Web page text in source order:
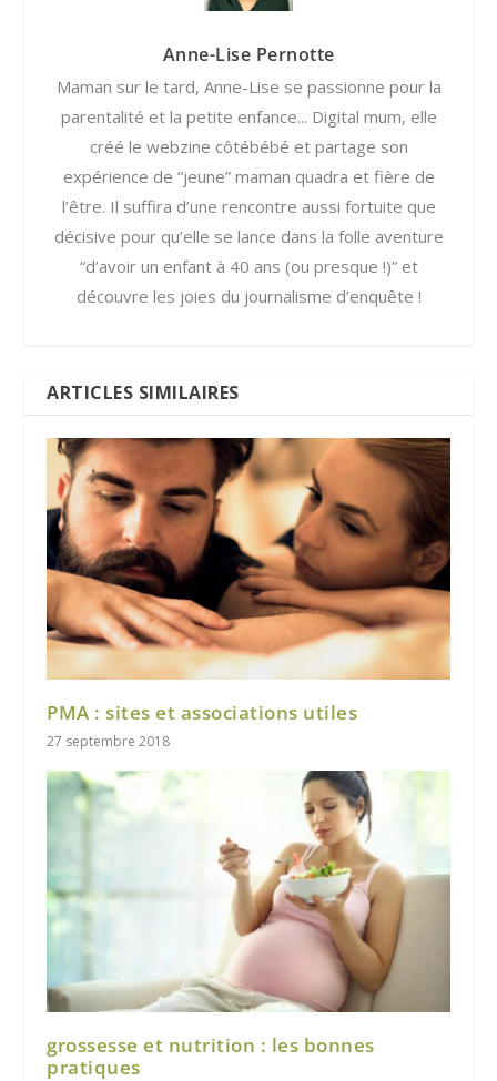
Anne-Lise Pernotte
Maman sur le tard, Anne-Lise se passionne pour la
parentalité et la petite enfance... Digital mum, elle
créé le webzine côtébébé et partage son
expérience de “jeune” maman quadra et fière de
l’être. Il suffira d’une rencontre aussi fortuite que
décisive pour qu’elle se lance dans la folle aventure
“d’avoir un enfant à 40 ans (ou presque !)” et
découvre les joies du journalisme d’enquête !
ARTICLES SIMILAIRES
PMA : sites et associations utiles
27 septembre 2018
grossesse et nutrition : les bonnes
pratiques